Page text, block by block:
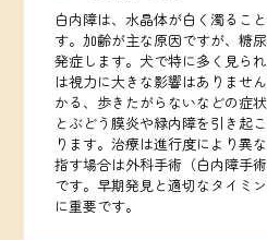
白内障は、水晶体が白く濁るこ
す。加齢が主な原因ですが、糖
発症します。犬で特に多く見ら
は視力に大きな影響はありませ
かる、歩きたがらないなどの症
とぶどう膜炎や緑内障を引き起
ります。治療は進行度により異
指す場合は外科手術（白内障手
です。早期発見と適切なタイミ
に重要です。